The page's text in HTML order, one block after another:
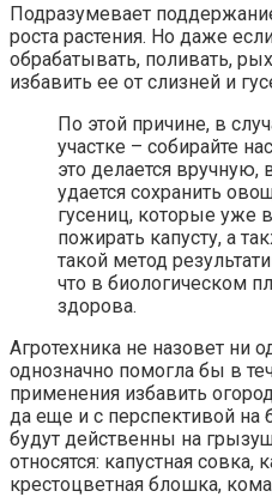
Подразумевает
роста растения. Но даже
обрабатывать, поливать,
избавить ее от слизней и
По этой причине, в
участке – собирайте
это делается вручную,
удается сохранить
гусениц, которые уже
пожирать капусту, а
такой метод
что в биологическом
здорова.
Агротехника не назовет ни
однозначно помогла бы в
применения избавить
да еще и с перспективой
будут действенны на
относятся: капустная совка,
крестоцветная блошка,